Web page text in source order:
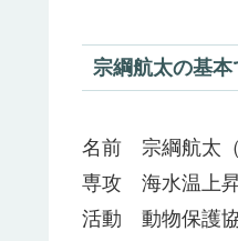
宗綱航太の基
名前 宗綱航太（
専攻 海水温上
活動 動物保護